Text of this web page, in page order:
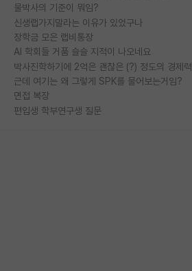
물박사의 기준이 뭐임?
신생랩가지말라는 이유가 있었구나
장학금 모은 랩비통장
AI 학회들 거품 슬슬 지적이 나오네요
근데 여기는 왜 그렇게 SPK를 물어보는거임?
면접 복장
편입생 학부연구생 질문